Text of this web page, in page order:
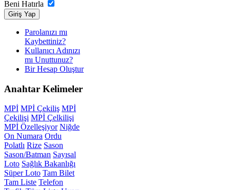
Beni Hatırla
Giriş Yap
Parolanızı mı
Kaybettiniz?
Kullanıcı Adınızı
mı Unuttunuz?
Bir Hesap Oluştur
Anahtar Kelimeler
MPİ MPİ Çekiliş MPİ
Çekilişi MPİ Çelkilişi
MPİ Özelleşiyor Niğde
On Numara Ordu
Polatlı Rize Sason
Sason/Batman Sayısal
Loto Sağlık Bakanlığı
Süper Loto Tam Bilet
Tam Liste Telefon